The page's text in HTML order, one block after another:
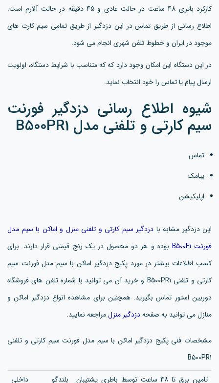
کارکرد باتری 48 ساعت در حالت عادی و 45 دقیقه در حالت آلارم است.
اطلاع رسانی از طریق تماس در این دزدگیر از طریق تمامی سیم کارت های
موجود در ایران و خطوط تلفن شهری انجام می شود.
در این دستگاه این امکان وجود دارد که که متناسب با شرایط دستگاه، اولویت
ارسال پیام یا تماس را خود انتخاب نماید.
شیوه اطلاع رسانی دزدگیر فورنت
سیم کارتی و تلفنی مدل B500PR1
تماس
پیامک
اپلیکیشن
این دزدگیر مشابه با دزدگیر سیم کارتی و تلفنی منزل و اماکن با سیم مدل
فورنت B500F1
بوده و هر دو محصول در یک رنج قیمتی قرار دارند. برای
کسب اطلاعات بیشتر در مورد پکیج دزدگیر اماکن با سیم مدل فورنت سیم
کارتی و تلفنی B500PR1 و خرید آن می توانید با شماره تلفن های فروشگاه
دوربین استور تماس بگیرید. همچنین برای مشاهده انواع دزدگیر اماکن و
منازل می توانید به صفحهدزدگیر منزلمراجعه نمایید.
مشخصات فنی پکیج دزدگیر اماکن با سیم مدل فورنت سیم کارتی و تلفنی
B500PR1
تامین برق تا ۴۸ ساعت توسط باطری پشتیبان
بلندگو داخلی